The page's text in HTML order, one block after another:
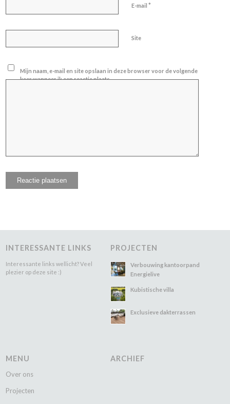
E-mail*
Site
Mijn naam, e-mail en site opslaan in deze browser voor de volgende
keer wanneer ik een reactie plaats.
INTERESSANTE LINKS
Interessante links wellicht? Veel
plezier op deze site :)
PROJECTEN
Verbouwing kantoorpand
Energielive
Kubistische villa
Exclusieve dakterrassen
MENU
Over ons
Projecten
ARCHIEF